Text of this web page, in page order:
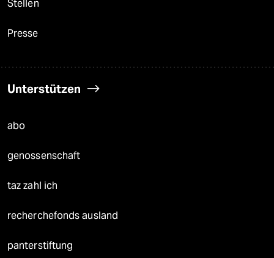
Stellen
Presse
Unterstützen
abo
genossenschaft
taz zahl ich
recherchefonds ausland
panterstiftung